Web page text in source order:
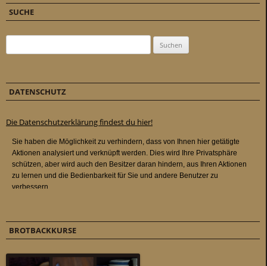
SUCHE
DATENSCHUTZ
Die Datenschutzerklärung findest du hier!
BROTBACKKURSE